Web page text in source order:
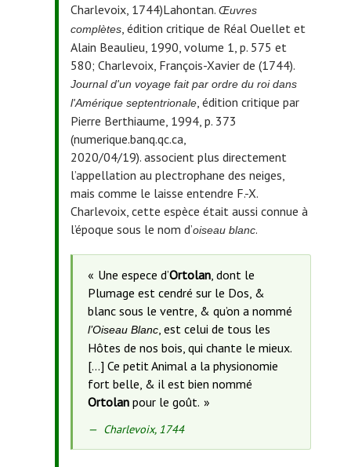
:
Charlevoix, 1744)Lahontan. Œuvres
complètes, édition critique de Réal Ouellet et
Alain Beaulieu, 1990, volume 1, p. 575 et
580; Charlevoix, François-Xavier de (1744).
Journal d'un voyage fait par ordre du roi dans
l'Amérique septentrionale, édition critique par
Pierre Berthiaume, 1994, p. 373
(numerique.banq.qc.ca,
2020/04/19).associent plus directement
l’appellation au plectrophane des neiges,
mais comme le laisse entendre F.-X.
Charlevoix, cette espèce était aussi connue à
l’époque sous le nom d’oiseau blanc.
Une espece d’Ortolan, dont le
Plumage est cendré sur le Dos, &
blanc sous le ventre, & qu’on a nommé
l’Oiseau Blanc, est celui de tous les
Hôtes de nos bois, qui chante le mieux.
[…] Ce petit Animal a la physionomie
fort belle, & il est bien nommé
Ortolan pour le goût.
Source
de
Charlevoix, 1744